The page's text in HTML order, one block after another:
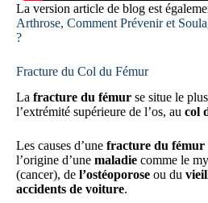
La version article de blog est
Arthrose, Comment Prévenir et
?
Fracture du Col du Fémur
La fracture du fémur se situe le
l’extrémité supérieure de l’os, au col
Les causes d’une fracture du fémur
l’origine d’une maladie comme le
(cancer), de l’ostéoporose ou du
accidents de voiture.